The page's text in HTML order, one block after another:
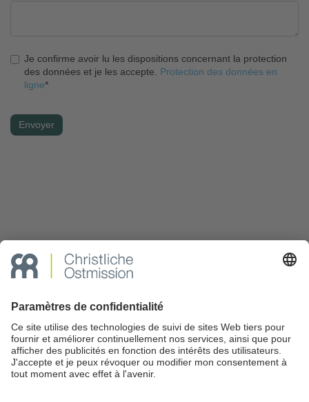
Je confirme avoir lu les dispositions concernant la protection
des données et je les accepte.
Protection des données en
ligne*
Envoyer
DONNER MAINTENANT
Contact | Carte du site | Mentions légales
|